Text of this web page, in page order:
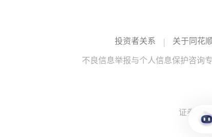
投资者关系 关于同花
不良信息举报与个人信息保护咨询
证券投